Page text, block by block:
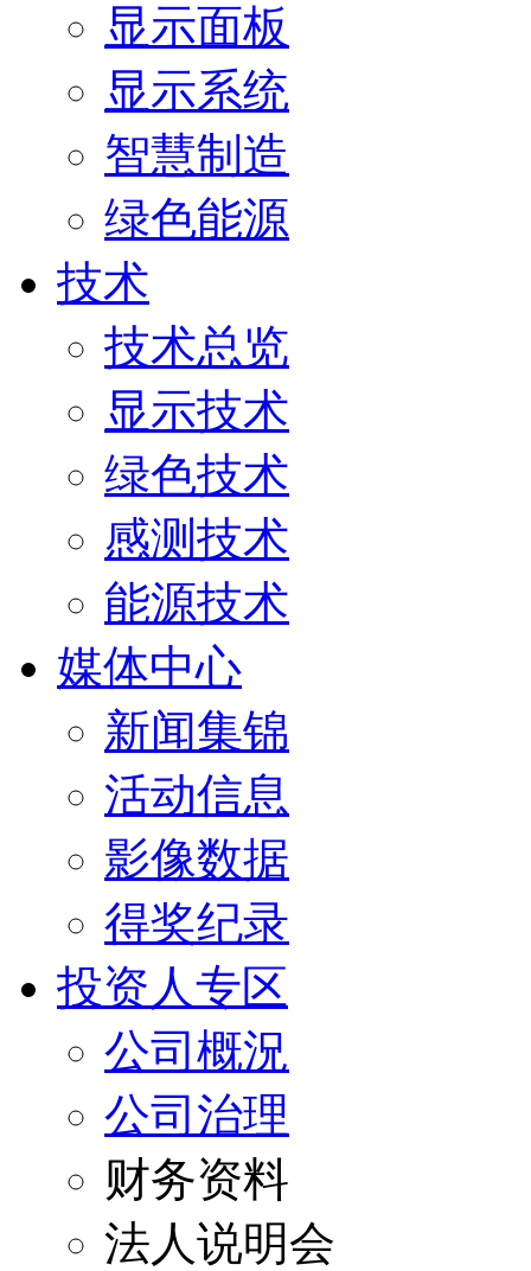
显示面板
显示系统
智慧制造
绿色能源
技术
技术总览
显示技术
绿色技术
感测技术
能源技术
媒体中心
新闻集锦
活动信息
影像数据
得奖纪录
投资人专区
公司概況
公司治理
财务资料
法人说明会